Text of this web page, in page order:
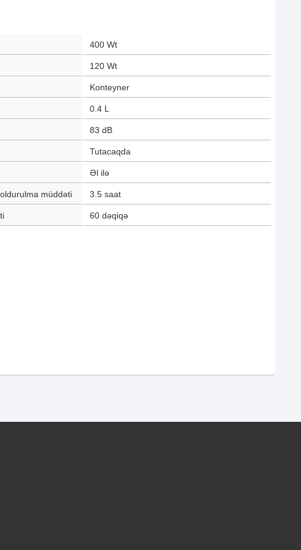
400 Wt
120 Wt
Konteyner
0.4 L
83 dB
Tutacaqda
Əl ilə
müddəti 3.5 saat
60 dəqiqə